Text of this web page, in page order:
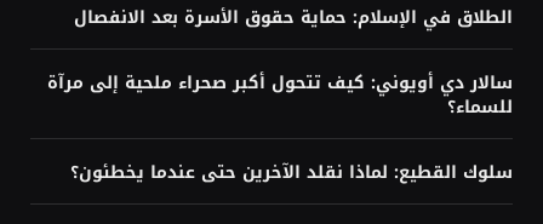
الطلاق في الإسلام: حماية حقوق الأسرة بعد الانفصال
سالار دي أويوني: كيف تتحول أكبر صحراء ملحية إلى مرآة
للسماء؟
سلوك القطيع: لماذا نقلد الآخرين حتى عندما يخطئون؟